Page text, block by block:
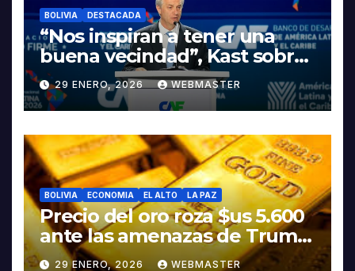
BOLIVIA DESTACADA
“Nos inspiran a tener una
buena vecindad”, Kast sobre
discurso del presidente
Rodrigo Paz
29 ENERO, 2026 WEBMASTER
BOLIVIA ECONOMIA EL ALTO LA PAZ
Precio del oro roza $us 5.600
ante las amenazas de Trump
contra Irán
29 ENERO, 2026 WEBMASTER